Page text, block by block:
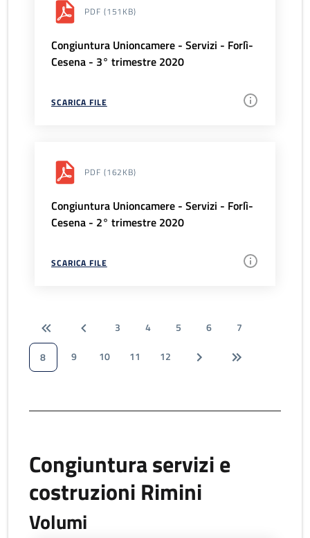
PDF (151KB)
Congiuntura Unioncamere - Servizi - Forlì-
Cesena - 3° trimestre 2020
SCARICA FILE
PDF (162KB)
Congiuntura Unioncamere - Servizi - Forlì-
Cesena - 2° trimestre 2020
SCARICA FILE
3 4 5 6
7
8
9 10 11 12
Congiuntura servizi e
costruzioni Rimini
Volumi